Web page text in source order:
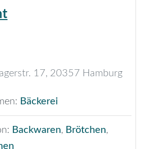
17, 20357 Hamburg
Bäckerei
Backwaren, Brötchen,